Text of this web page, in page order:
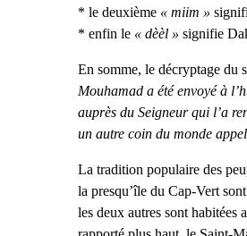
* le deuxième « miim »
* enfin le « dèèl » signifie
En somme, le décryptage du
Mouhamad a été envoyé à
auprès du Seigneur qui l’a
un autre coin du monde
La tradition populaire des
la presqu’île du Cap-Vert
les deux autres sont habitées